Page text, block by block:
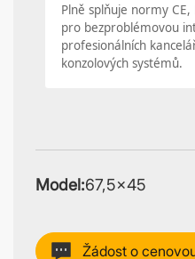
Plně splňuje normy CE,
pro bezproblémovou
profesionálních
konzolových systémů.
Model:67,5×45
Žádost o